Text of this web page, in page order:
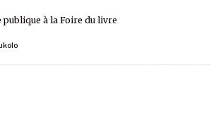
publique à la Foire du livre